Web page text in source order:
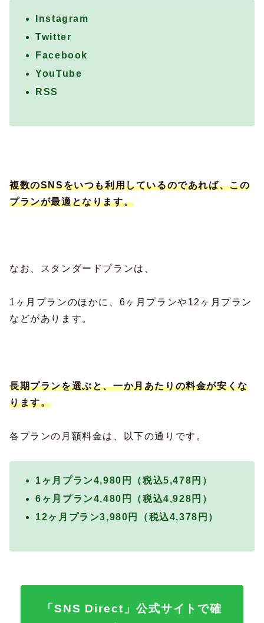
Instagram
Twitter
Facebook
YouTube
RSS
複数のSNSをいつも利用しているのであれば、この
プランが最適となります。
なお、スタンダードプランは、
1ヶ月プランのほかに、6ヶ月プランや12ヶ月プラン
などがあります。
長期プランを選ぶと、一か月あたりの料金が安くな
ります。
各プランの月額料金は、以下の通りです。
1ヶ月プラン4,980円（税込5,478円）
6ヶ月プラン4,480円（税込4,928円）
12ヶ月プラン3,980円（税込4,378円）
「SNS Direct」公式サイトで確